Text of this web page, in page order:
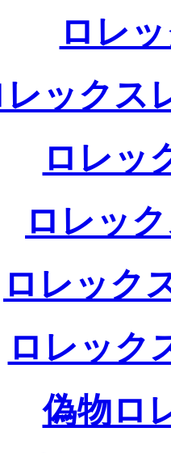
ロレ
レックス
ロレッ
ロレッ
ロレック
ロレック
偽物ロ